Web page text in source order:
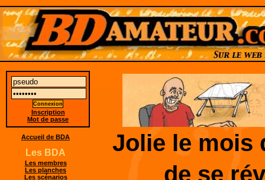
Jolie le mois
de se
Inscription
Mot de passe
Accueil de BDA
Les BDA
Les membres
Les planches
Les scénarios